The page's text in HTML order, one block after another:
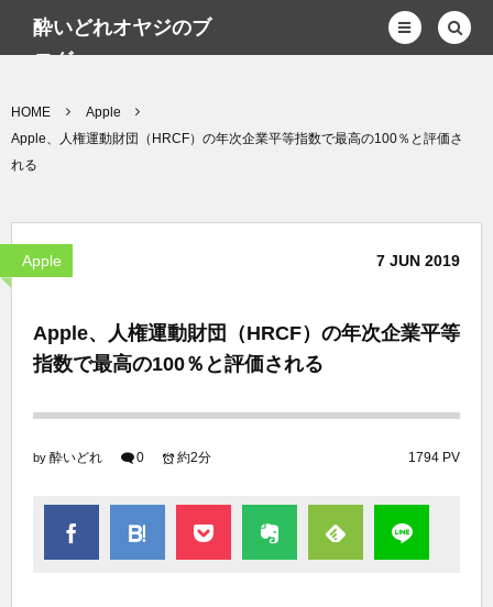
酔いどれオヤジのブ
ログwp
HOME
Apple
Apple、人権運動財団（HRCF）の年次企業平等指数で最高の100％と評価さ
れる
Apple 7 JUN 2019
Apple、人権運動財団（HRCF）の年次企業平等
指数で最高の100％と評価される
by 酔いどれ 0 1794 PV
約2分